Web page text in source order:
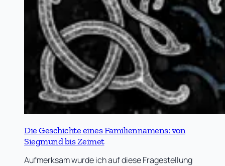
Die Geschichte eines Familiennamens: von
Siegmund bis Zeimet
Aufmerksam wurde ich auf diese Fragestellung